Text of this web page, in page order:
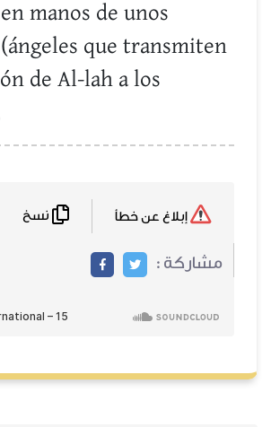
manos de unos
que transmiten
de Al-lah a los
مشاركة :